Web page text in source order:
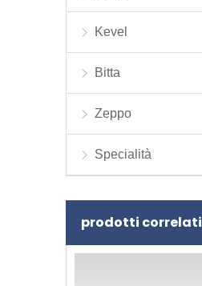
Kevel
Bitta
Zeppo
Specialità
prodotti correlati